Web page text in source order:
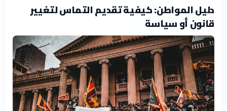
دليل المواطن: كيفية تقديم التماس لتغيير
قانون أو سياسة